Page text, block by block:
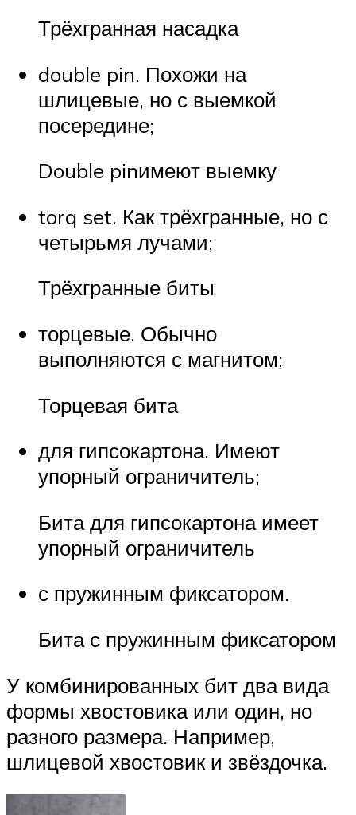
Трёхгранная насадка
double pin. Похожи на
шлицевые, но с выемкой
посередине;
Double pinимеют выемку
torq set. Как трёхгранные, но с
четырьмя лучами;
Трёхгранные биты
торцевые. Обычно
выполняются с магнитом;
Торцевая бита
для гипсокартона. Имеют
упорный ограничитель;
Бита для гипсокартона имеет
упорный ограничитель
с пружинным фиксатором.
Бита с пружинным фиксатором
У комбинированных бит два вида
формы хвостовика или один, но
разного размера. Например,
шлицевой хвостовик и звёздочка.